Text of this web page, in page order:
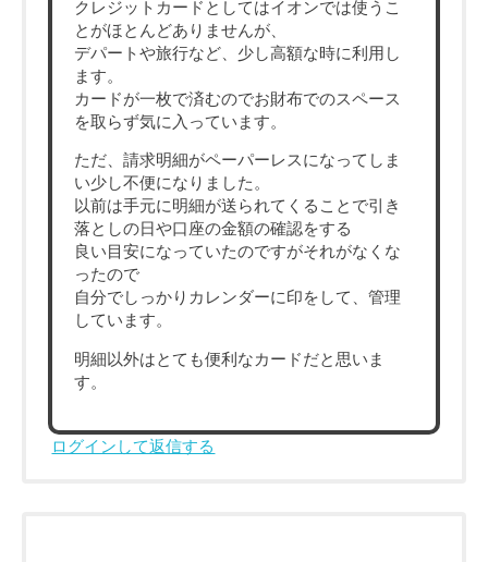
クレジットカードとしてはイオンでは使うこ
とがほとんどありませんが、
デパートや旅行など、少し高額な時に利用し
ます。
カードが一枚で済むのでお財布でのスペース
を取らず気に入っています。
ただ、請求明細がペーパーレスになってしま
い少し不便になりました。
以前は手元に明細が送られてくることで引き
落としの日や口座の金額の確認をする
良い目安になっていたのですがそれがなくな
ったので
自分でしっかりカレンダーに印をして、管理
しています。
明細以外はとても便利なカードだと思いま
す。
ログインして返信する